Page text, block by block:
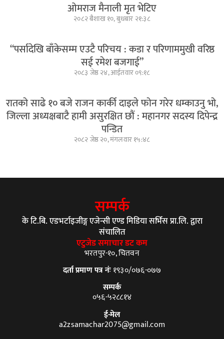
ओमराज मैनाली मृत भेटिए
२०८२ बैशाख १०, बुधबार २१:३८
“पर्सादेखि बाँकेसम्म एउटै परिचय : कडा र परिणाममुखी वरिष्ठ
सई रमेश बजगाई”
२०८३ जेष्ठ २४, आईतवार ०९:१८
रातको साढे १० बजे राजन कार्की दाइले फोन गरेर धम्काउनु भो,
जिल्ला अध्यक्षबाटै हामी असुरक्षित छौं : महानगर सदस्य दिपेन्द्र
पन्डित
२०८२ जेष्ठ २०, मंगलवार १५:४८
सम्पर्क
के टि.बि. एडभर्टाइजीङ्ग एजेन्सी एण्ड मिडिया सर्भिस प्रा.लि. द्वारा
संचालित
एटुजेड समाचार डट कम
भरतपुर-१०, चितवन
दर्ता प्रमाण पत्र नंः१९३०/०७६-०७७
सम्पर्क
०५६-५२८८१४
ई-मेल
a2zsamachar2075@gmail.com